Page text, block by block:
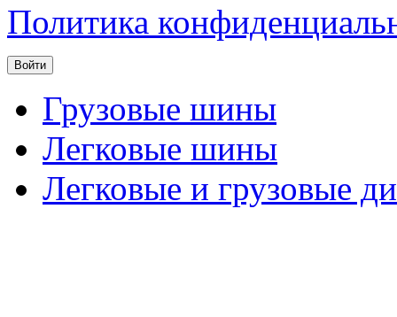
Политика
Грузовые шины
Легковые шины
Легковые и грузовые